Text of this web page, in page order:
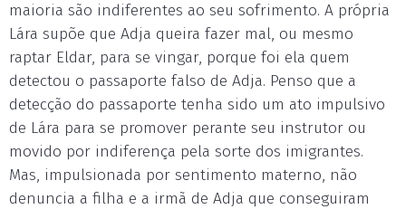
maioria são indiferentes ao seu sofrimento. A própria
Lára supõe que Adja queira fazer mal, ou mesmo
raptar Eldar, para se vingar, porque foi ela quem
detectou o passaporte falso de Adja. Penso que a
detecção do passaporte tenha sido um ato impulsivo
de Lára para se promover perante seu instrutor ou
movido por indiferença pela sorte dos imigrantes.
Mas, impulsionada por sentimento materno, não
denuncia a filha e a irmã de Adja que conseguiram